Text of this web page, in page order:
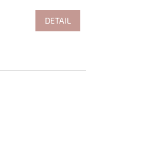
DETAIL